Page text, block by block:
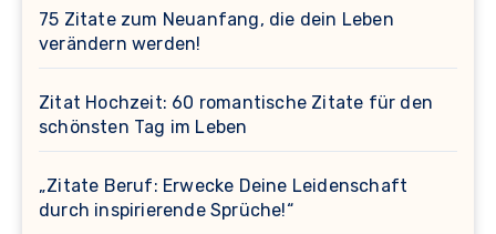
75 Zitate zum Neuanfang, die dein Leben
verändern werden!
Zitat Hochzeit: 60 romantische Zitate für den
schönsten Tag im Leben
„Zitate Beruf: Erwecke Deine Leidenschaft
durch inspirierende Sprüche!“